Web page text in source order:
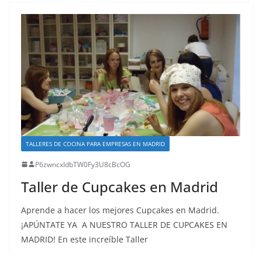
TALLERES DE COCINA PARA EMPRESAS EN MADRID
P6zwncxIdbTW0Fy3U8cBcOG
Taller de Cupcakes en Madrid
Aprende a hacer los mejores Cupcakes en Madrid.
¡APÚNTATE YA A NUESTRO TALLER DE CUPCAKES EN
MADRID! En este increíble Taller